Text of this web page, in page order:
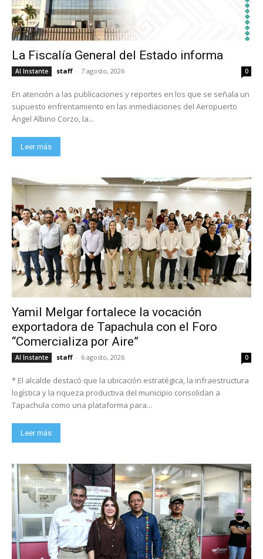
La Fiscalía General del Estado informa
Al Instante staff - 7 agosto, 2026 0
En atención a las publicaciones y reportes en los que se señala un
supuesto enfrentamiento en las inmediaciones del Aeropuerto
Ángel Albino Corzo, la...
Leer más
Yamil Melgar fortalece la vocación
exportadora de Tapachula con el Foro
“Comercializa por Aire”
Al Instante staff - 6 agosto, 2026 0
* El alcalde destacó que la ubicación estratégica, la infraestructura
logística y la riqueza productiva del municipio consolidan a
Tapachula como una plataforma para...
Leer más